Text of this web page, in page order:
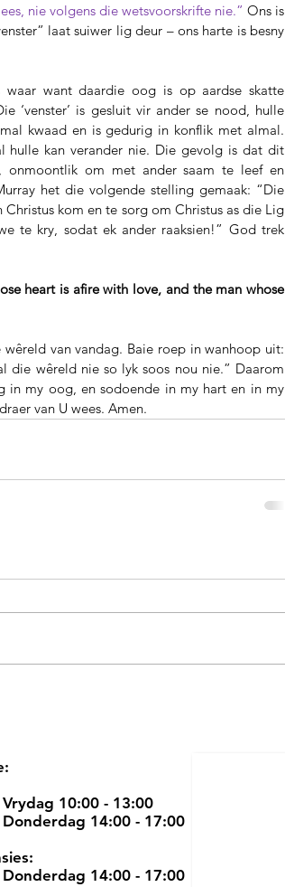
nie volgens die wetsvoorskrifte nie.” Ons is
laat suiwer lig deur – ons harte is besny
want daardie oog is op aardse skatte
‘venster’ is gesluit vir ander se nood, hulle
kwaad en is gedurig in konflik met almal.
hulle kan verander nie. Die gevolg is dat dit
onmoontlik om met ander saam te leef en
het die volgende stelling gemaak: “Die
kom en te sorg om Christus as die Lig
te kry, sodat ek ander raaksien!” God trek
heart is afire with love, and the man whose
van vandag. Baie roep in wanhoop uit:
die wêreld nie so lyk soos nou nie.” Daarom
in my oog, en sodoende in my hart en in my
van U wees. Amen.
10:00 - 13:00
14:00 - 17:00
14:00 - 17:00